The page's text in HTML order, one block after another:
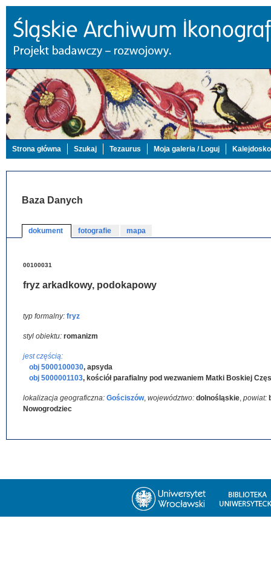
Strona główna Szukaj Tezaurus Moja galeria / Loguj
Baza Danych
dokument fotografie mapa
00100031
fryz arkadkowy, podokapowy
typ formalny: fryz
styl obiektu: romanizm
jest częścią:
obj 5000100030, apsyda
obj 5000001103, kościół parafialny pod wezwaniem Matki Boskiej
lokalizacja geograficzna: Gościszów, województwo: dolnośląskie, powiat:
Nowogrodziec